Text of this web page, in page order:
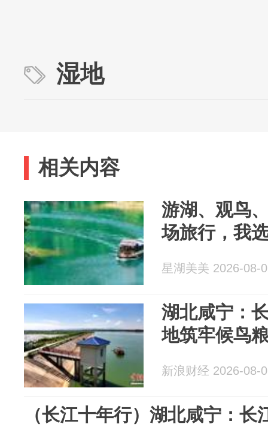
湿地
相关内容
游湖、观鸟
场旅行，我
星湖美美 2026-08-
湖北咸宁：
地筑牢候鸟
新浪财经 2026-08-
（长江十年行）湖北咸宁：长